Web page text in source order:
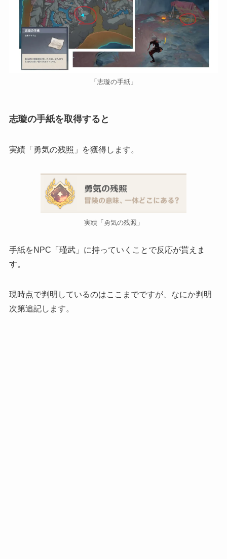
「志璇の手紙」
志璇の手紙を取得すると
実績「勇気の残照」を獲得します。
実績「勇気の残照」
手紙をNPC「瑾武」に持っていくことで反応が貰えま
す。
現時点で判明しているのはここまでですが、なにか判明
次第追記します。